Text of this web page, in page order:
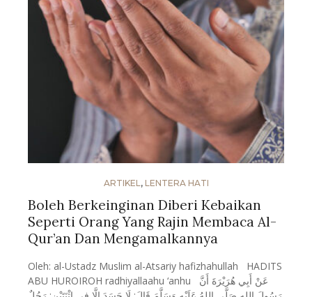
ARTIKEL, LENTERA HATI
Boleh Berkeinginan Diberi Kebaikan
Seperti Orang Yang Rajin Membaca Al-
Qur’an Dan Mengamalkannya
Oleh: al-Ustadz Muslim al-Atsariy hafizhahullah HADITS
ABU HUROIROH radhiyallaahu ‘anhu عَنْ أَبِي هُرَيْرَةَ أَنَّ